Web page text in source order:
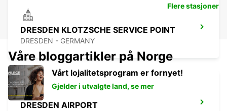
DRESDEN KLOTZSCHE SERVICE POINT
DRESDEN - GERMANY
DRESDEN AIRPORT
Flere stasjoner
Våre bloggartikler på Norge
Vårt lojalitetsprogram er fornyet!
Gjelder i utvalgte land, se mer